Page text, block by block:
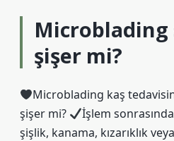
Microblading
şişer mi?
Microblading kaş
şişer mi?
İşlem
şişlik, kanama, kızarıklık